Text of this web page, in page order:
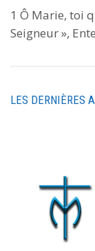
1 Ô Marie, toi
Seigneur »,
LES DERNIÈRES